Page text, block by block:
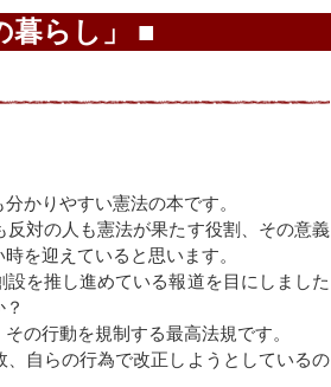
暮らし」 ■
かりやすい憲法の本です。
対の人も憲法が果たす役割、その意義
を迎えていると思います。
を推し進めている報道を目にしました
の行動を規制する最高法規です。
自らの行為で改正しようとしているの